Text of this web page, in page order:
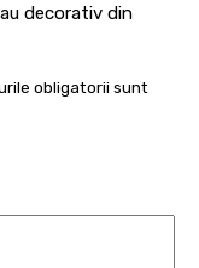
decorativ din
obligatorii sunt